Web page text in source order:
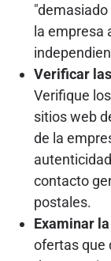
la empresa
Verificar
Verifique
sitios web
de la
contacto
postales.
Examinar
ofertas que